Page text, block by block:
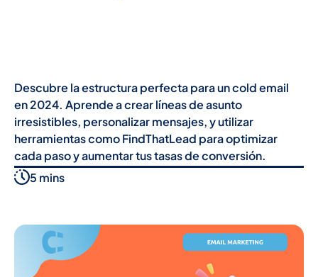
Descubre la estructura perfecta para un cold email
en 2024. Aprende a crear líneas de asunto
irresistibles, personalizar mensajes, y utilizar
herramientas como FindThatLead para optimizar
cada paso y aumentar tus tasas de conversión.
5 mins